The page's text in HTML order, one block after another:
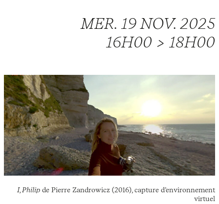
MER. 19 NOV. 2025
16H00 > 18H00
I, Philip de Pierre Zandrowicz (2016), capture d’environnement
virtuel